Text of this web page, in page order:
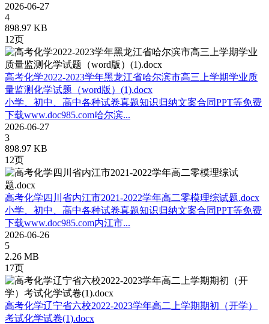
2026-06-27
4
898.97 KB
12页
高考化学2022-2023学年黑龙江省哈尔滨市高三上学期学业质
量监测化学试题（word版）(1).docx
小学、初中、高中各种试卷真题知识归纳文案合同PPT等免费
下载www.doc985.com哈尔滨...
2026-06-27
3
898.97 KB
12页
高考化学四川省内江市2021-2022学年高二零模理综试题.docx
小学、初中、高中各种试卷真题知识归纳文案合同PPT等免费
下载www.doc985.com内江市...
2026-06-26
5
2.26 MB
17页
高考化学辽宁省六校2022-2023学年高二上学期期初（开学）
考试化学试卷(1).docx